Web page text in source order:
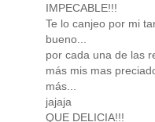
IMPECABLE!!!
Te lo canjeo por mi
bueno...
por cada una de las
más mis mas
más...
jajaja
QUE DELICIA!!!